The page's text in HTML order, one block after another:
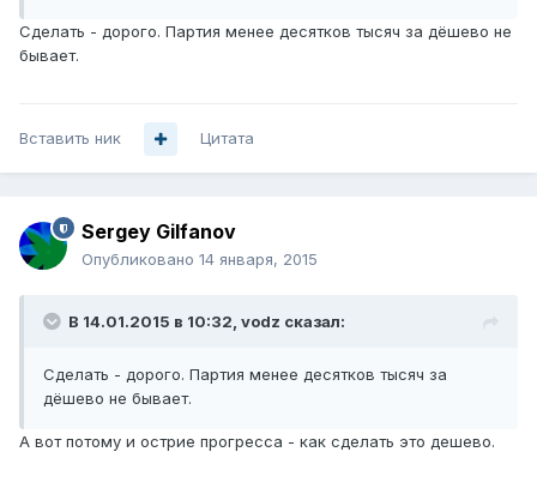
Сделать - дорого. Партия менее десятков тысяч за дёшево не
бывает.
Вставить ник Цитата
Sergey Gilfanov
Опубликовано 14 января, 2015
В 14.01.2015 в 10:32, vodz сказал:
Сделать - дорого. Партия менее десятков тысяч за
дёшево не бывает.
А вот потому и острие прогресса - как сделать это дешево.